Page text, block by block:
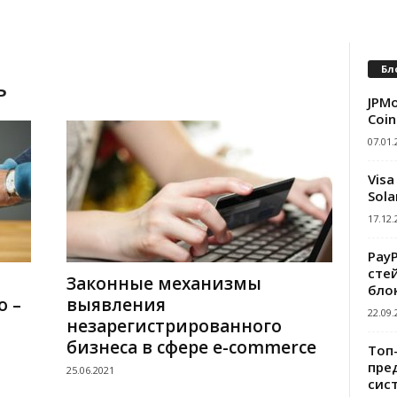
–
Законные механизмы
выявления
незарегистрированного
бизнеса в сфере e-commerce
25.06.2021